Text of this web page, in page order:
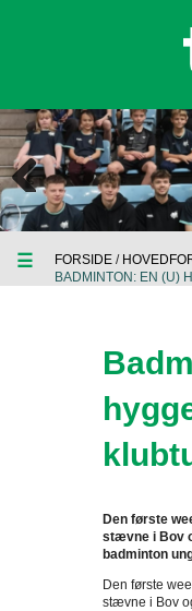
Previous
☰ FORSIDE /
BADMINTON: EN (U)
Den første
stævne i Bov
badminton
Den første
stævne i Bov